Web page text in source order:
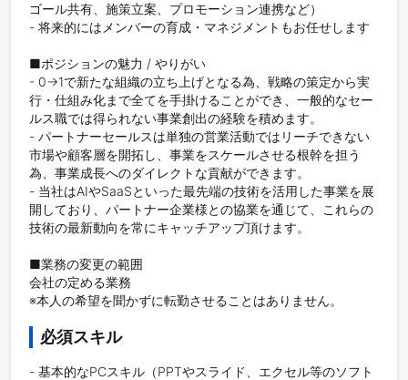
ゴール共有、施策立案、プロモーション連携など）
- 将来的にはメンバーの育成・マネジメントもお任せします
■ポジションの魅力 / やりがい
- 0→1で新たな組織の立ち上げとなる為、戦略の策定から実
行・仕組み化まで全てを手掛けることができ、一般的なセー
ルス職では得られない事業創出の経験を積めます。
- パートナーセールスは単独の営業活動ではリーチできない
市場や顧客層を開拓し、事業をスケールさせる根幹を担う
為、事業成長へのダイレクトな貢献ができます。
- 当社はAIやSaaSといった最先端の技術を活用した事業を展
開しており、パートナー企業様との協業を通じて、これらの
技術の最新動向を常にキャッチアップ頂けます。
■業務の変更の範囲
会社の定める業務
※本人の希望を聞かずに転勤させることはありません。
必須スキル
- 基本的なPCスキル（PPTやスライド、エクセル等のソフト